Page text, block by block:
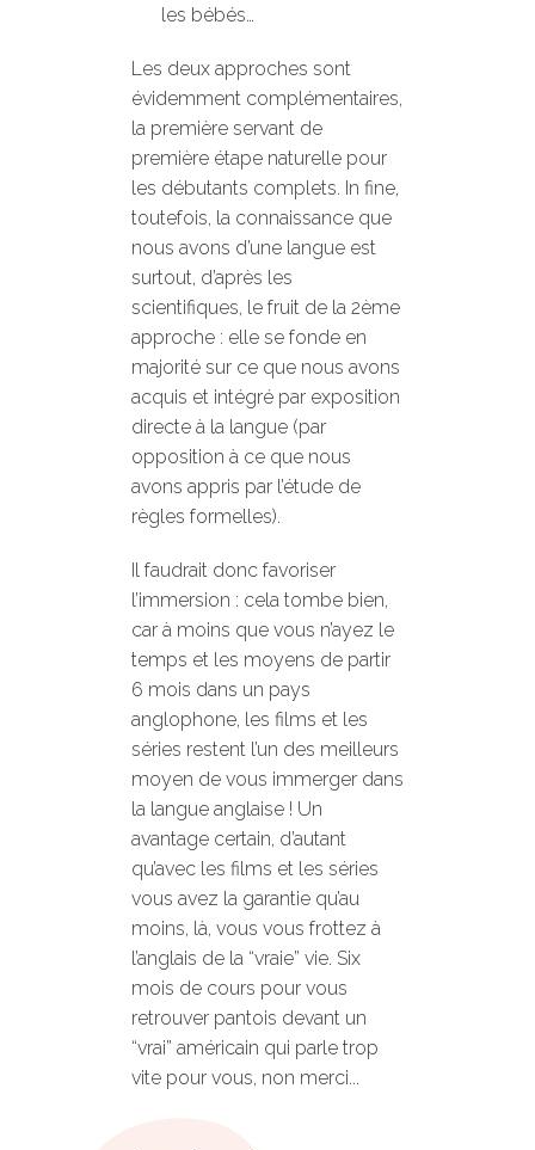
les bébés…
Les deux approches sont
évidemment complémentaires,
la première servant de
première étape naturelle pour
les débutants complets. In fine,
toutefois, la connaissance que
nous avons d’une langue est
surtout, d’après les
scientifiques, le fruit de la 2ème
approche : elle se fonde en
majorité sur ce que nous avons
acquis et intégré par exposition
directe à la langue (par
opposition à ce que nous
avons appris par l’étude de
règles formelles).
Il faudrait donc favoriser
l’immersion : cela tombe bien,
car à moins que vous n’ayez le
temps et les moyens de partir
6 mois dans un pays
anglophone, les films et les
séries restent l’un des meilleurs
moyen de vous immerger dans
la langue anglaise ! Un
avantage certain, d’autant
qu’avec les films et les séries
vous avez la garantie qu’au
moins, là, vous vous frottez à
l’anglais de la “vraie” vie. Six
mois de cours pour vous
retrouver pantois devant un
“vrai” américain qui parle trop
vite pour vous, non merci...